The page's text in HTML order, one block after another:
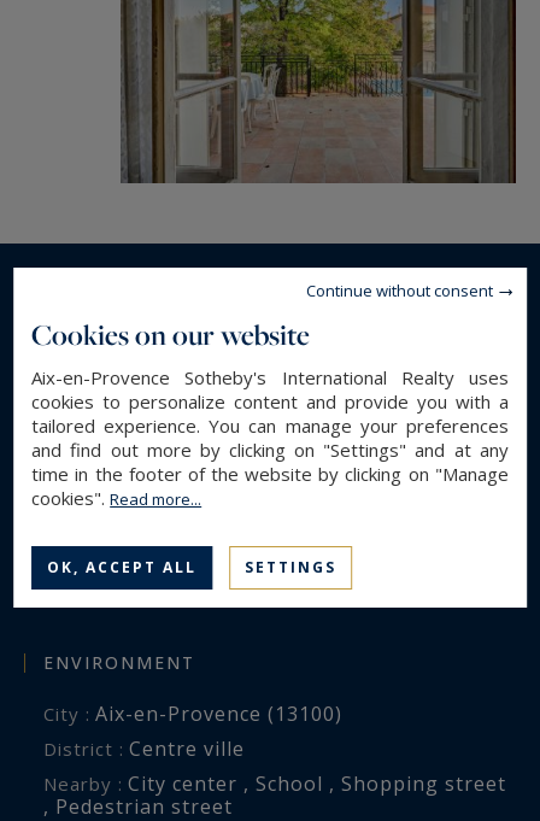
Read more...
GENERAL DESCRIPTION
Property type : House
Area : 370 m²
Land area : 1060 m²
Rooms : 13
Bedrooms : 8
ENVIRONMENT
City : Aix-en-Provence (13100)
District : Centre ville
Nearby : City center , School , Shopping street
, Pedestrian street
Cookies on our website
Aix-en-Provence Sotheby's International Realty uses
cookies to personalize content and provide you with a
tailored experience. You can manage your preferences
and find out more by clicking on "Settings" and at any
time in the footer of the website by clicking on "Manage
cookies".Read more...
OK, ACCEPT ALL SETTINGS
Continue without consent